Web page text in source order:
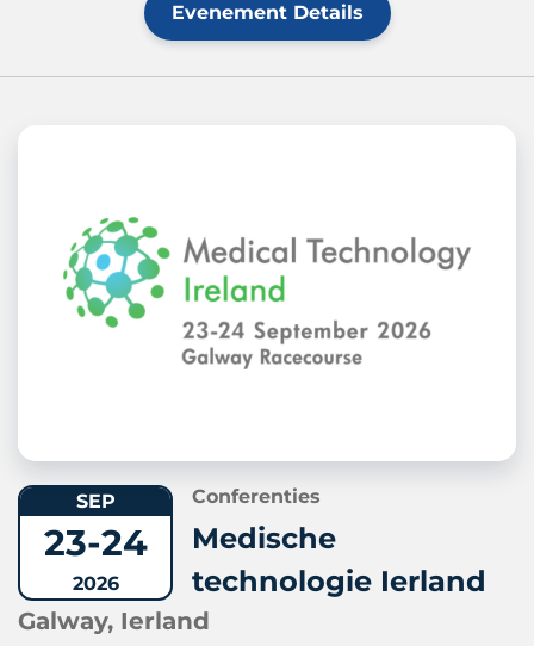
Evenement Details
SEP
23-24
2026
Conferenties
Medische
technologie Ierland
Galway, Ierland